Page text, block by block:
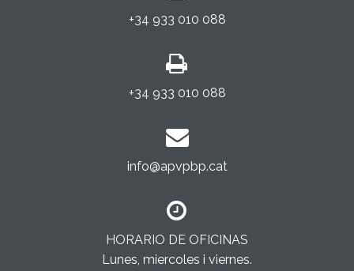
+34 933 010 088
+34 933 010 088
info@apvpbp.cat
HORARIO DE OFICINAS
Lunes, miercoles i viernes.